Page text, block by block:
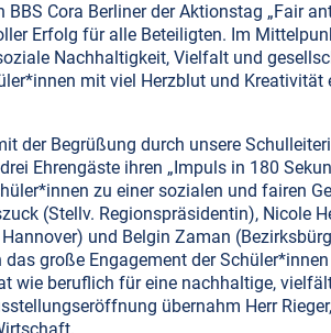
Cora Berliner der Aktionstag „Fair
Erfolg für alle Beteiligten. Im
Nachhaltigkeit, Vielfalt und
mit viel Herzblut und Kreativität
der Begrüßung durch unsere
Ehrengäste ihren „Impuls in 180
zu einer sozialen und fairen
(Stellv. Regionspräsidentin), Nicole
und Belgin Zaman
große Engagement der
wie beruflich für eine nachhaltige,
übernahm Herr Rieger,